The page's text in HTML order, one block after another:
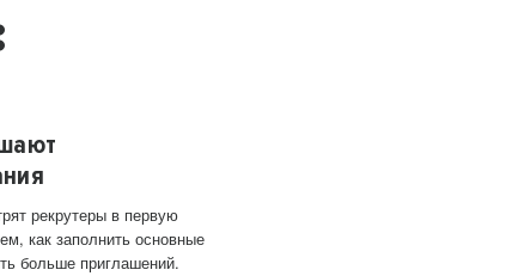
рекрутеры в первую
как заполнить основные
больше приглашений.